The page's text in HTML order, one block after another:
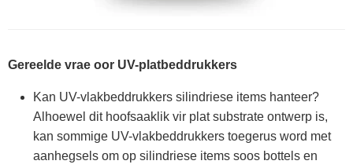
Gereelde vrae oor UV-platbeddrukkers
Kan UV-vlakbeddrukkers silindriese items hanteer?
Alhoewel dit hoofsaaklik vir plat substrate ontwerp is,
kan sommige UV-vlakbeddrukkers toegerus word met
aanhegsels om op silindriese items soos bottels en